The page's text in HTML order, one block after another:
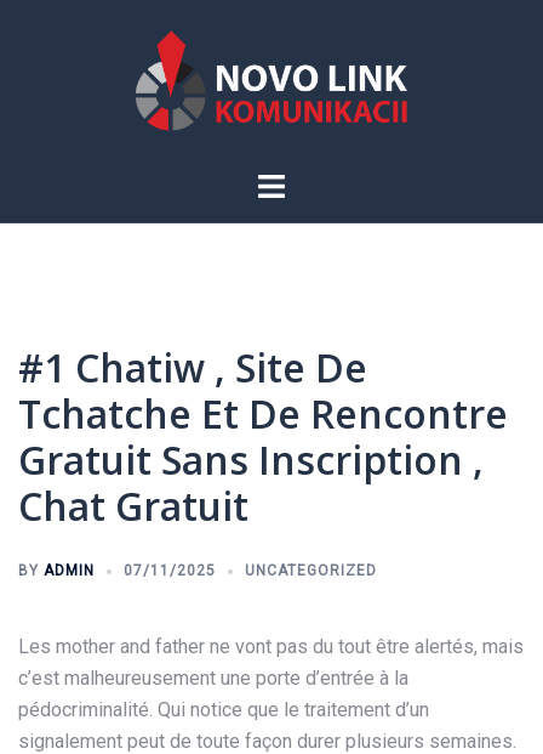
Toggle
#1 Chatiw , Site De
Tchatche Et De Rencontre
Gratuit Sans Inscription ,
Chat Gratuit
BY ADMIN 07/11/2025 UNCATEGORIZED
Les mother and father ne vont pas du tout être alertés, mais
c’est malheureusement une porte d’entrée à la
pédocriminalité. Qui notice que le traitement d’un
signalement peut de toute façon durer plusieurs semaines.